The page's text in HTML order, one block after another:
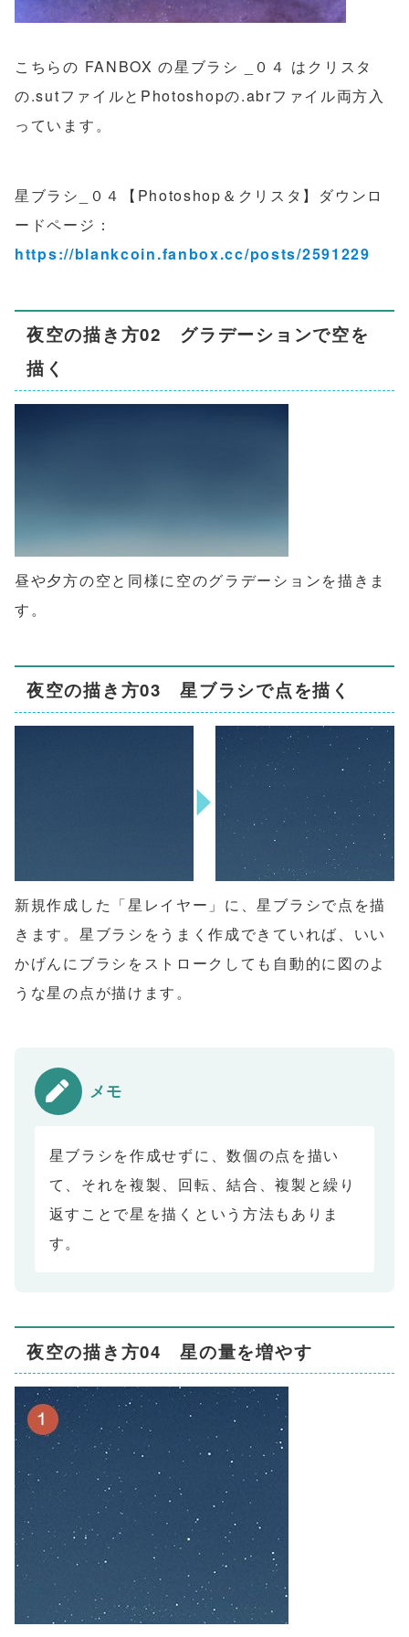
こちらの FANBOX の星ブラシ _０４ はクリスタ
の.sutファイルとPhotoshopの.abrファイル両方入
っています。
星ブラシ_０４【Photoshop＆クリスタ】ダウンロ
ードページ：
https://blankcoin.fanbox.cc/posts/2591229
夜空の描き方02 グラデーションで空を
描く
昼や夕方の空と同様に空のグラデーションを描きま
す。
夜空の描き方03 星ブラシで点を描く
新規作成した「星レイヤー」に、星ブラシで点を描
きます。星ブラシをうまく作成できていれば、いい
かげんにブラシをストロークしても自動的に図のよ
うな星の点が描けます。
メモ
星ブラシを作成せずに、数個の点を描い
て、それを複製、回転、結合、複製と繰り
返すことで星を描くという方法もありま
す。
夜空の描き方04 星の量を増やす